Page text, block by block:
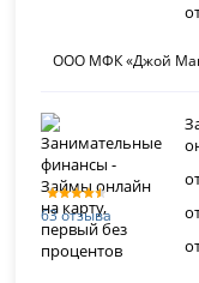
ООО МФК «Джой
63 отзыва